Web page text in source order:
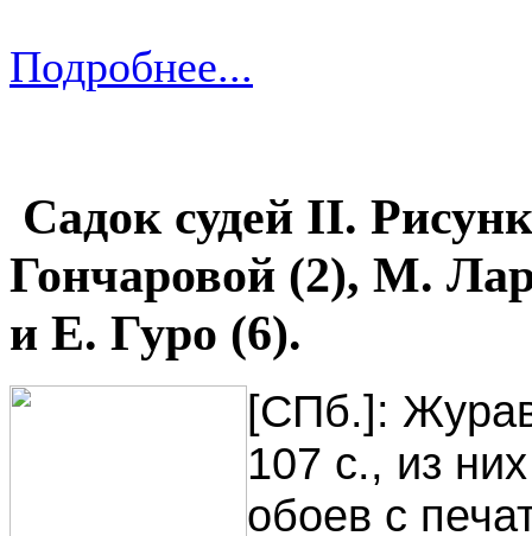
Подробнее...
Садок судей II.
Гончаровой (2), М.
и Е. Гуро (6).
[СПб.]:
107 с., из
обоев с